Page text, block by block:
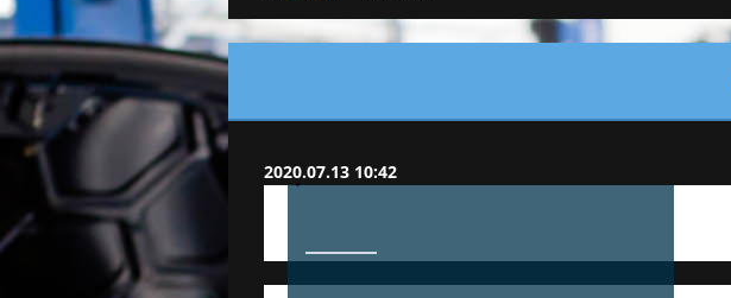
2020.07.13 10:42